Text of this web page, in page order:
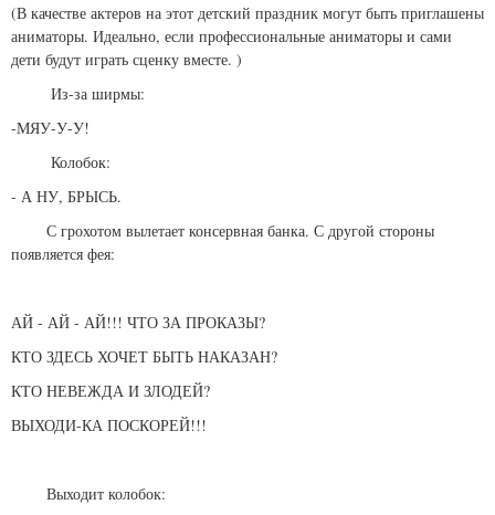
(В качестве актеров на этот детский праздник могут быть приглашены
аниматоры. Идеально, если профессиональные аниматоры и сами
дети будут играть сценку вместе. )
Из-за ширмы:
-МЯУ-У-У!
Колобок:
- А НУ, БРЫСЬ.
С грохотом вылетает консервная банка. С другой стороны
появляется фея:
АЙ - АЙ - АЙ!!! ЧТО ЗА ПРОКАЗЫ?
КТО ЗДЕСЬ ХОЧЕТ БЫТЬ НАКАЗАН?
КТО НЕВЕЖДА И ЗЛОДЕЙ?
ВЫХОДИ-КА ПОСКОРЕЙ!!!
Выходит колобок: